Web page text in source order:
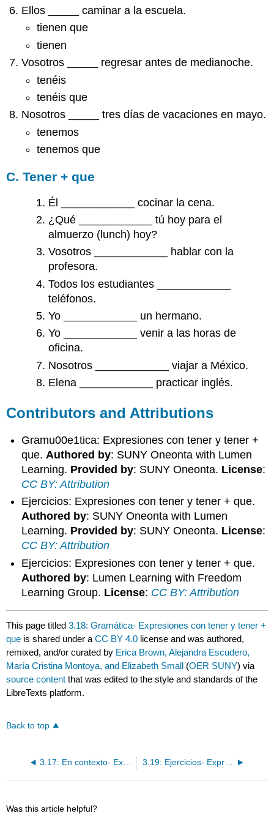
Ellos _____ caminar a la escuela.
tienen que
tienen
Vosotros _____ regresar antes de medianoche.
tenéis
tenéis que
Nosotros _____ tres días de vacaciones en mayo.
tenemos
tenemos que
C. Tener + que
Él ____________ cocinar la cena.
¿Qué ____________ tú hoy para el
almuerzo (lunch) hoy?
Vosotros ____________ hablar con la
profesora.
Todos los estudiantes ____________
teléfonos.
Yo ____________ un hermano.
Yo ____________ venir a las horas de
oficina.
Nosotros ____________ viajar a México.
Elena ____________ practicar inglés.
Contributors and Attributions
Gramu00e1tica: Expresiones con tener y tener +
que. Authored by: SUNY Oneonta with Lumen
Learning. Provided by: SUNY Oneonta. License:
CC BY: Attribution
Ejercicios: Expresiones con tener y tener + que.
Authored by: SUNY Oneonta with Lumen
Learning. Provided by: SUNY Oneonta. License:
CC BY: Attribution
Ejercicios: Expresiones con tener y tener + que.
Authored by: Lumen Learning with Freedom
Learning Group. License: CC BY: Attribution
This page titled3.18: Gramática- Expresiones con tener y tener +
que is shared under aCC BY 4.0 license and was authored,
remixed, and/or curated by Erica Brown, Alejandra Escudero,
María Cristina Montoya, and Elizabeth Small (OER SUNY) via
source content that was edited to the style and standards of the
LibreTexts platform.
Back to top
3.17: En contexto- Expresiones con tener 3.19: Ejercicios- Expresiones con tener y tener + que
Was this article helpful?